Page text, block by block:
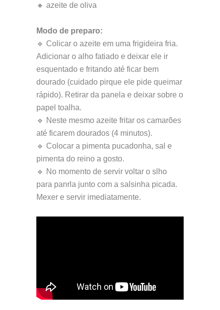
🔸 azeite de oliva
Modo de preparo:
🔹 Colicar o azeite em uma frigideira fria.
Adicionar o alho fatiado e deixar ele ir
esquentado e fritando até ficar bem
dourado (cuidado pirque ele pide queimar
rápido). Retirar da panela e deixar sobre o
papel toalha.
🔹 Neste mesmo azeite fritar os camarões
até ficarem dourados (4 minutos).
🔹 Colocar a pimenta pucadonha, sal e
pimenta do reino a gosto.
🔹 No momento de servir voltar o slho
para panrla junto com a salsinha picada.
Mexer e servir imediatamente.